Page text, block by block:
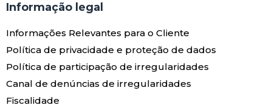
Informação legal
Informações Relevantes para o Cliente
Política de privacidade e proteção de dados
Política de participação de irregularidades
Canal de denúncias de irregularidades
Fiscalidade